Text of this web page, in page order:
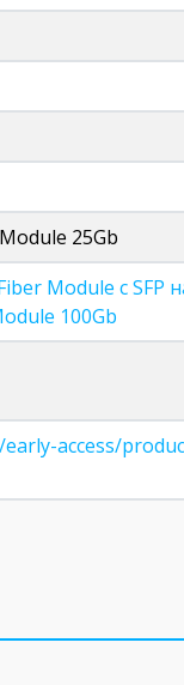
25Gb
Module с SFP
100Gb
access/